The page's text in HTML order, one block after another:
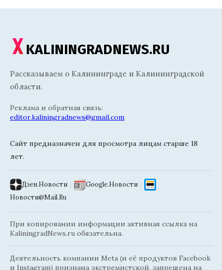
KALININGRADNEWS.RU
Рассказываем о Калининграде и Калининградской
области.
Реклама и обратная связь:
editor.kaliningradnews@gmail.com
Сайт предназначен для просмотра лицам старше 18
лет.
Дзен.Новости | Google.Новости |
Новости@Mail.Ru
При копировании информации активная ссылка на
KaliningradNews.ru обязательна.
Деятельность компании Meta (и её продуктов Facebook
и Instagram) признана экстремистской, запрещена на